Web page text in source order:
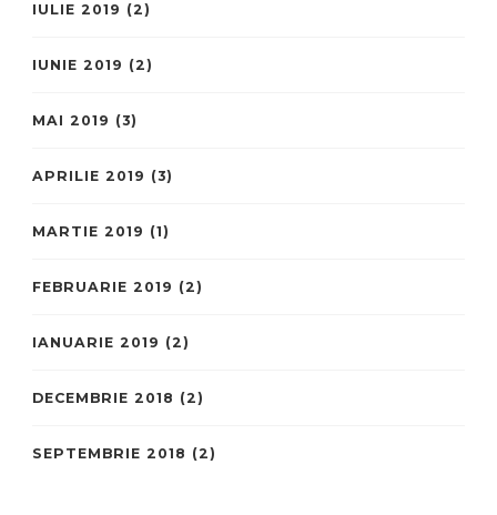
IULIE 2019 (2)
IUNIE 2019 (2)
MAI 2019 (3)
APRILIE 2019 (3)
MARTIE 2019 (1)
FEBRUARIE 2019 (2)
IANUARIE 2019 (2)
DECEMBRIE 2018 (2)
SEPTEMBRIE 2018 (2)